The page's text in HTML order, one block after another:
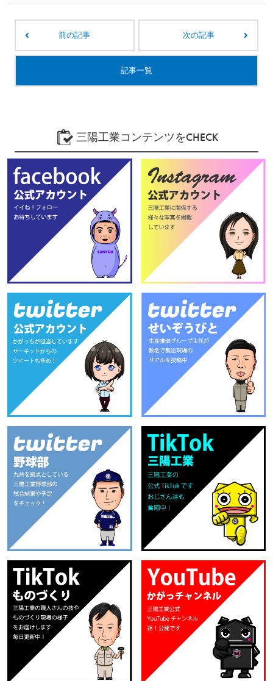
前の記事 次の記事
記事一覧
三陽工業コンテンツをCHECK